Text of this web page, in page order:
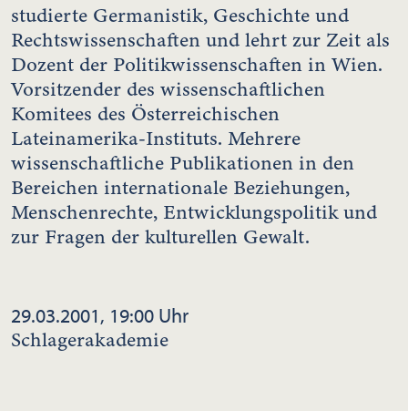
studierte Germanistik, Geschichte und
Rechtswissenschaften und lehrt zur Zeit als
Dozent der Politikwissenschaften in Wien.
Vorsitzender des wissenschaftlichen
Komitees des Österreichischen
Lateinamerika-Instituts. Mehrere
wissenschaftliche Publikationen in den
Bereichen internationale Beziehungen,
Menschenrechte, Entwicklungspolitik und
zur Fragen der kulturellen Gewalt.
29.03.2001, 19:00 Uhr
Schlagerakademie